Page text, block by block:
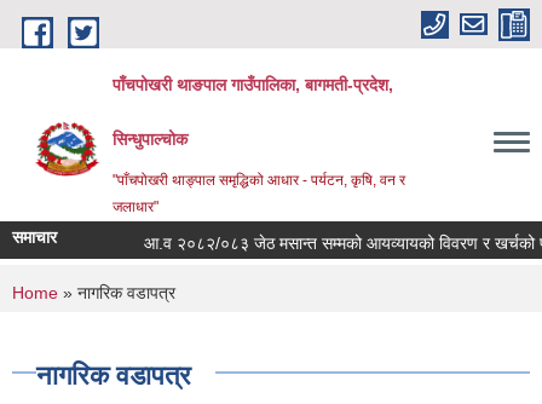
Skip to main content
पाँचपोखरी थाङपाल गाउँपालिका, बागमती-प्रदेश,
सिन्धुपाल्चोक
"पाँचपोखरी थाङ्पाल समृद्धिको आधार - पर्यटन, कृषि, वन र
जलाधार"
समाचार आ.व २०८२/०८३ जेठ मसान्त सम्मको आयव्यायको विवरण र खर्चको
You are here
Home » नागरिक वडापत्र
नागरिक वडापत्र